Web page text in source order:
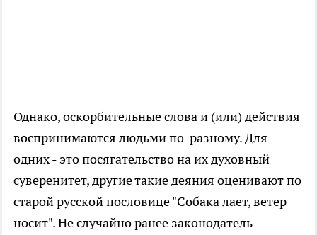
Однако, оскорбительные слова и (или) действия
воспринимаются людьми по-разному. Для
одних - это посягательство на их духовный
суверенитет, другие такие деяния оценивают по
старой русской пословице "Собака лает, ветер
носит". Не случайно ранее законодатель